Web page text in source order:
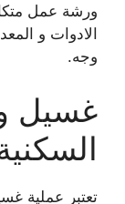
ورشة عمل
الادوات و
وجه.
غسيل
تعتبر عملية